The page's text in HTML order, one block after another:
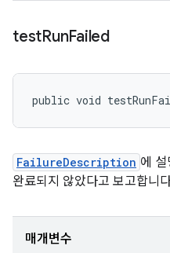
testRunFailed
public void
FailureDescription 에 설
완료되지 않았다고 보고합니
매개변수